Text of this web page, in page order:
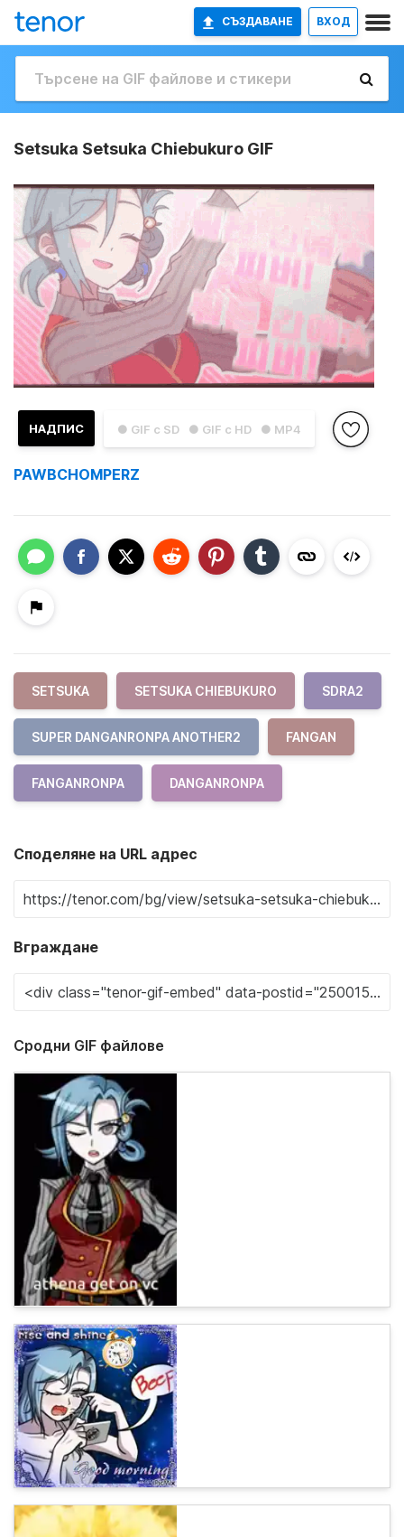
СЪЗДАВАНЕ ВХОД
Setsuka Setsuka Chiebukuro GIF
● GIF с SD ● GIF с HD ● MP4
НАДПИС
PAWBCHOMPERZ
SETSUKA SETSUKA CHIEBUKURO SDRA2
SUPER DANGANRONPA ANOTHER2 FANGAN
FANGANRONPA DANGANRONPA
Споделяне на URL адрес
Вграждане
Сродни GIF файлове